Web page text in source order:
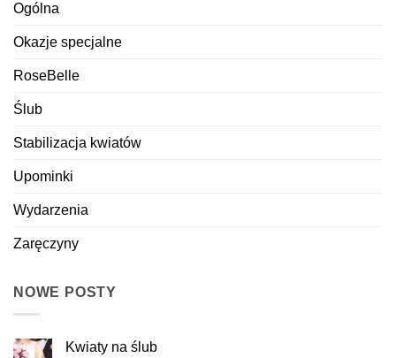
Ogólna
Okazje specjalne
RoseBelle
Ślub
Stabilizacja kwiatów
Upominki
Wydarzenia
Zaręczyny
NOWE POSTY
Kwiaty na ślub